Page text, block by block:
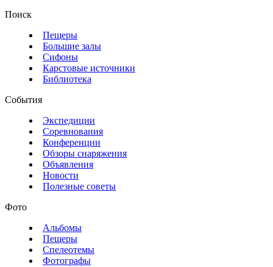
Поиск
Пещеры
Большие залы
Сифоны
Карстовые источники
Библиотека
События
Экспедиции
Соревнования
Конференции
Обзоры снаряжения
Объявления
Новости
Полезные советы
Фото
Альбомы
Пещеры
Спелеотемы
Фотографы